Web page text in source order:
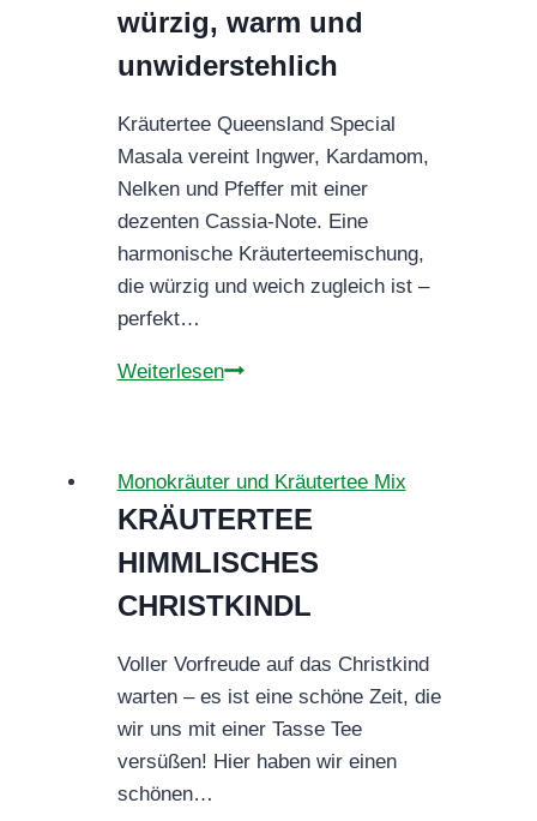
Tasse
würzig, warm und
unwiderstehlich
Kräutertee Queensland Special
Masala vereint Ingwer, Kardamom,
Nelken und Pfeffer mit einer
dezenten Cassia-Note. Eine
harmonische Kräuterteemischung,
die würzig und weich zugleich ist –
perfekt…
WeiterlesenKräutertee
würzig,
warm
und
Monokräuter und Kräutertee Mix
KRÄUTERTEE
HIMMLISCHES
CHRISTKINDL
Voller Vorfreude auf das Christkind
warten – es ist eine schöne Zeit, die
wir uns mit einer Tasse Tee
versüßen! Hier haben wir einen
schönen…